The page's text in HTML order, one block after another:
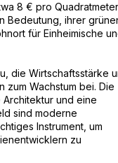
8 € pro
Bedeutung, ihrer
für Einheimische
die Wirtschaftsstärke
Wachstum bei. Die
und eine
sind moderne
Instrument, um
zu